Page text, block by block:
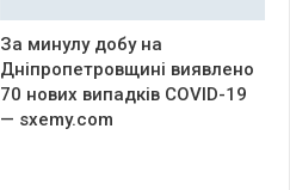
За минулу добу на
Дніпропетровщині виявлено
70 нових випадків COVID-19
— sxemy.com